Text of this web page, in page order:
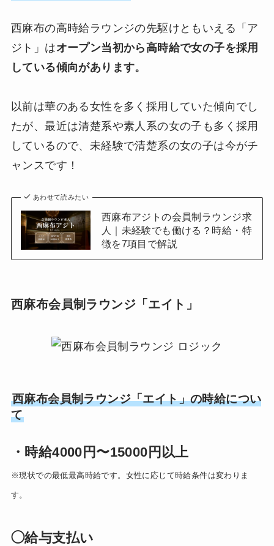
西麻布の高時給ラウンジの先駆けともいえる「ア
ジト」はオープン当初から高時給で女の子を採用
している傾向があります。
以前は華のある女性を多く採用していた傾向でし
たが、最近は清楚系や素人系の女の子も多く採用
しているので、未経験で清楚系の女の子は今がチ
ャンスです！
あわせて読みたい
西麻布アジトの会員制ラウンジ求
人｜未経験でも働ける？時給・特
徴を7項目で解説
西麻布会員制ラウンジ「エイト」
西麻布会員制ラウンジ「エイト」の時給につい
て
・時給4000円〜15000円以上
※現状での最低最高時給です。女性に応じて時給条件は変わりま
す。
◯給与支払い